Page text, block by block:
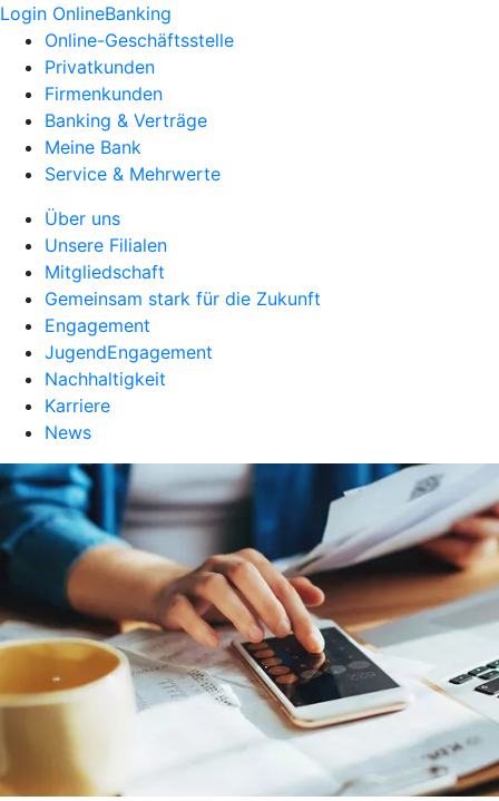
Login OnlineBanking
Online-Geschäftsstelle
Privatkunden
Firmenkunden
Banking & Verträge
Meine Bank
Service & Mehrwerte
Über uns
Unsere Filialen
Mitgliedschaft
Gemeinsam stark für die Zukunft
Engagement
JugendEngagement
Nachhaltigkeit
Karriere
News